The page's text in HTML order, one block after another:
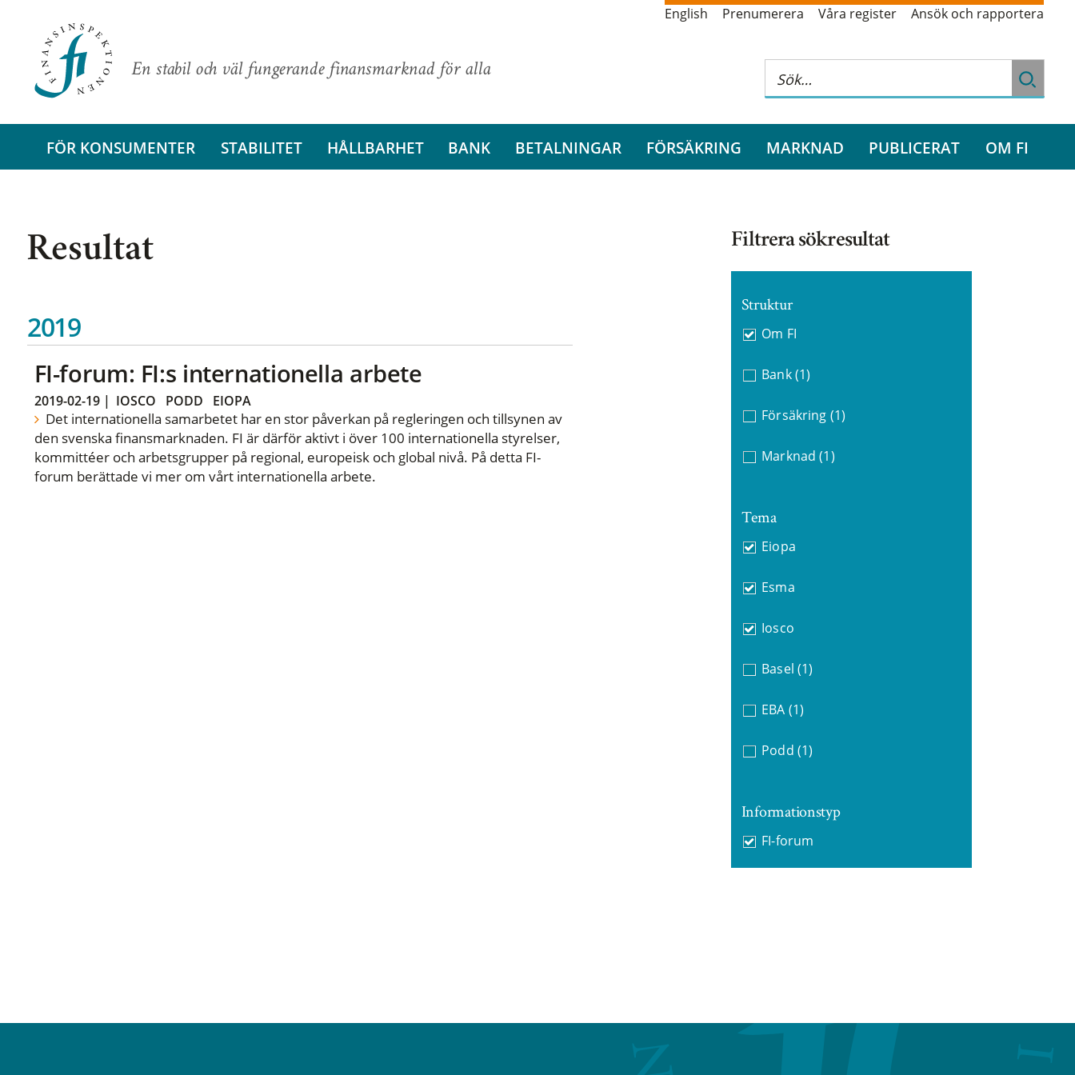
En stabil och väl fungerande finansmarknad för alla
English Prenumerera Våra register Ansök och rapportera
FÖR KONSUMENTER STABILITET HÅLLBARHET BANK BETALNINGAR FÖRSÄKRING MARKNAD PUBLICERAT OM FI
Resultat
2019
FI-forum: FI:s internationella arbete
2019-02-19| IOSCO PODD EIOPA
Det internationella samarbetet har en stor påverkan på regleringen och tillsynen av
den svenska finansmarknaden. FI är därför aktivt i över 100 internationella styrelser,
kommittéer och arbetsgrupper på regional, europeisk och global nivå. På detta FI-
forum berättade vi mer om vårt internationella arbete.
Filtrera sökresultat
Struktur
Om FI
Bank (1)
Försäkring (1)
Marknad (1)
Tema
Eiopa
Esma
Iosco
Basel (1)
EBA (1)
Podd (1)
Informationstyp
FI-forum